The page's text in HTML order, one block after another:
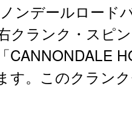
ンデールロード
クランク・スピ
CANNONDALE
す。このクラン